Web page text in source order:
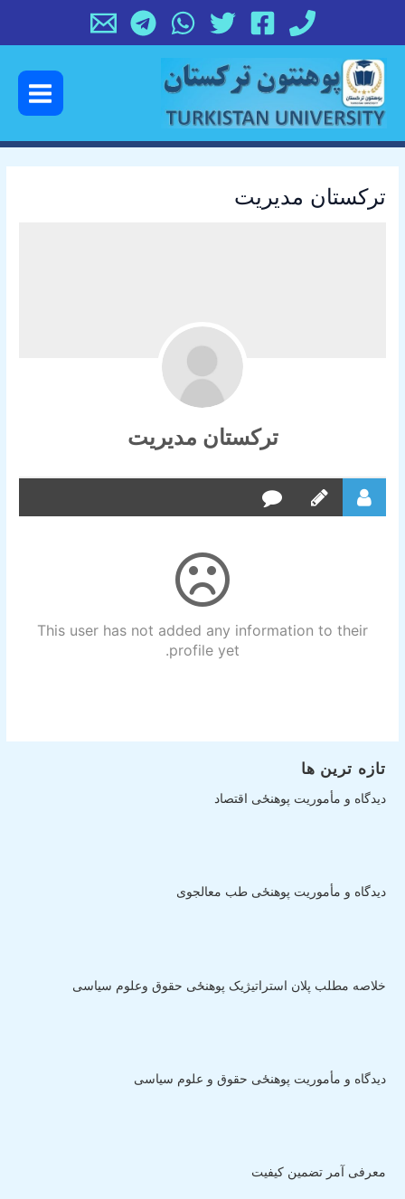
محتوا
Menu
ترکستان مدیریت
ترکستان مدیریت
This user has not added any information to their
profile yet.
تازه ترین ها
دیدگاه و مأموریت پوهنځی اقتصاد
دیدگاه و مأموریت پوهنځی طب معالجوی
خلاصه مطلب پلان استراتیژیک پوهنځی حقوق وعلوم سیاسی
دیدگاه و مأموریت پوهنځی حقوق و علوم سیاسی
معرفی آمر تضمین کیفیت